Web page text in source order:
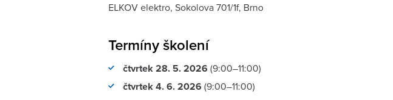
ELKOV elektro, Sokolova 701/1f, Brno
Termíny školení
čtvrtek 28. 5.2026(9:00–11:00)
čtvrtek 4. 6. 2026(9:00–11:00)